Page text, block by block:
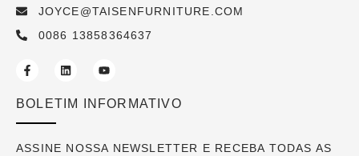
JOYCE@TAISENFURNITURE.COM
0086 13858364637
BOLETIM INFORMATIVO
ASSINE NOSSA NEWSLETTER E RECEBA TODAS AS